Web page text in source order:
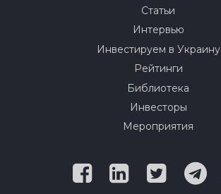
Статьи
Интервью
Инвестируем в Украину
Рейтинги
Библиотека
Инвесторы
Мероприятия